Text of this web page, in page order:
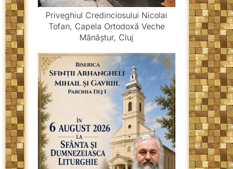
Priveghiul Credinciosului Nicolai
Tofan, Capela Ortodoxă Veche
Mănăștur, Cluj